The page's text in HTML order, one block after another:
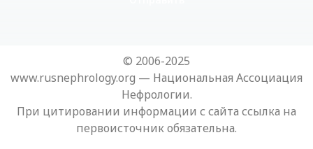
© 2006-2025
www.rusnephrology.org — Национальная Ассоциация
Нефрологии.
При цитировании информации с сайта ссылка на
первоисточник обязательна.